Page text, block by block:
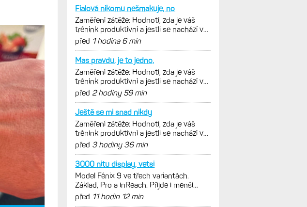
Fialová nikomu nešmakuje, no
Zaměření zátěže: Hodnotí, zda je váš
trénink produktivní a jestli se nachází v
optimálních oblastech
před 1 hodina 6 min
Mas pravdu, je to jedno,
Zaměření zátěže: Hodnotí, zda je váš
trénink produktivní a jestli se nachází v
optimálních oblastech
před 2 hodiny 59 min
Ještě se mi snad nikdy
Zaměření zátěže: Hodnotí, zda je váš
trénink produktivní a jestli se nachází v
optimálních oblastech
před 3 hodiny 36 min
3000 nitu display, vetsi
Model Fénix 9 ve třech variantách.
Základ, Pro a inReach. Přijde i menší
verze 43 mm a také solární...
před 11 hodin 12 min